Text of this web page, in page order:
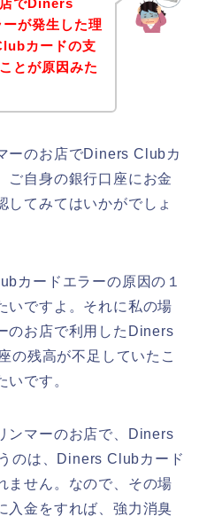
でDiners
が発生した理
カードの支
とが原因みた
ーのお店でDiners Clubカ
ご自身の銀行口座にお金
してみてはいかがでしょ
カードエラーの原因の１
いですよ。それに私の場
のお店で利用したDiners
の残高が不足していたこ
いです。
ンマーのお店で、Diners
のは、Diners Clubカード
ません。なので、その場
入金をすれば、強力消臭